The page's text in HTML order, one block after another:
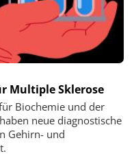
Multiple Sklerose
Biochemie und der
neue diagnostische
Gehirn- und